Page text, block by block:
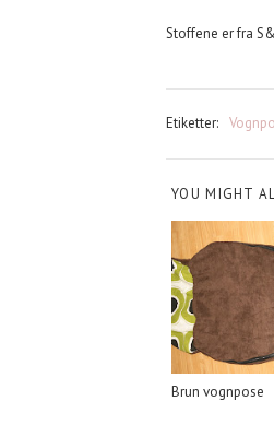
Stoffene er fra
Etiketter:
YOU MIGHT
Brun vognpose